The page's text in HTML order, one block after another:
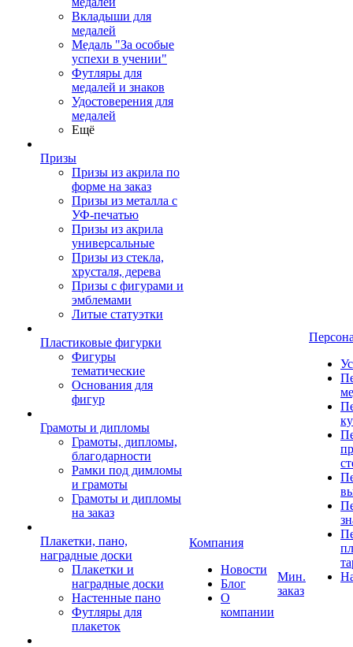
Вкладыши для
медалей
Медаль "За особые
успехи в учении"
Футляры для
медалей и знаков
Удостоверения для
медалей
Ещё
Призы
Призы из акрила по
форме на заказ
Призы из металла с
УФ-печатью
Призы из акрила
универсальные
Призы из стекла,
хрусталя, дерева
Призы с фигурами и
эмблемами
Литые статуэтки
Пластиковые фигурки
Фигуры
тематические
Основания для
фигур
Грамоты и дипломы
Грамоты, дипломы,
благодарности
Рамки под димломы
и грамоты
Грамоты и дипломы
на заказ
Плакетки, пано,
наградные доски
Плакетки и
наградные доски
Настенные пано
Футляры для
плакеток
Компания
Новости
Блог
О
компании
Мин.
заказ